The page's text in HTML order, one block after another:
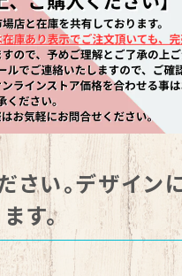
い。デザイン
ます。